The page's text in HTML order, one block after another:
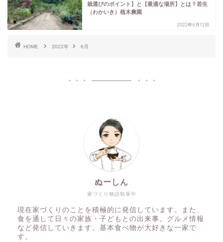
栽選びのポイント】と【最適な場所】とは？若生
（わかいき）植木農園
2022年6月12日
HOME 2022年 6月
家づくり物語執筆中
ぬーしん
現在家づくりのことを積極的に発信しています。また、
食を通して日々の家族・子どもとの出来事。グルメ情報
など発信していきます。基本食べ物が大好きな一家で
す。